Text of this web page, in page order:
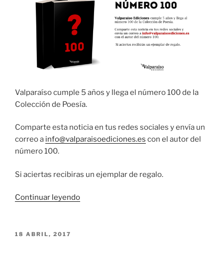
más
completa
antología.»
Valparaíso cumple 5 años y llega el número 100 de la
Colección de Poesía.
Comparte esta noticia en tus redes sociales y envía un
correo a info@valparaisoediciones.es con el autor del
número 100.
Si aciertas recibiras un ejemplar de regalo.
Continuar leyendo«Número
PUBLICADO
18 ABRIL, 2017